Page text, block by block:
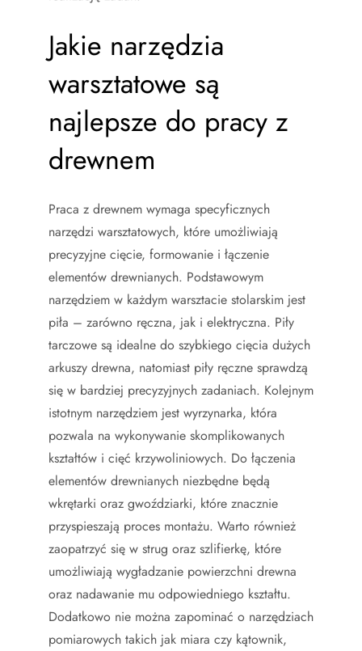
Jakie narzędzia
warsztatowe są
najlepsze do pracy z
drewnem
Praca z drewnem wymaga specyficznych
narzędzi warsztatowych, które umożliwiają
precyzyjne cięcie, formowanie i łączenie
elementów drewnianych. Podstawowym
narzędziem w każdym warsztacie stolarskim jest
piła – zarówno ręczna, jak i elektryczna. Piły
tarczowe są idealne do szybkiego cięcia dużych
arkuszy drewna, natomiast piły ręczne sprawdzą
się w bardziej precyzyjnych zadaniach. Kolejnym
istotnym narzędziem jest wyrzynarka, która
pozwala na wykonywanie skomplikowanych
kształtów i cięć krzywoliniowych. Do łączenia
elementów drewnianych niezbędne będą
wkrętarki oraz gwoździarki, które znacznie
przyspieszają proces montażu. Warto również
zaopatrzyć się w strug oraz szlifierkę, które
umożliwiają wygładzanie powierzchni drewna
oraz nadawanie mu odpowiedniego kształtu.
Dodatkowo nie można zapominać o narzędziach
pomiarowych takich jak miara czy kątownik,